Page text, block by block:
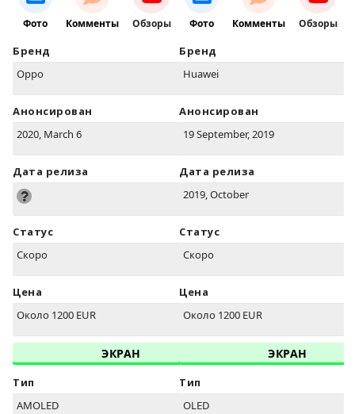
Фото Комменты Обзоры
Бренд
Oppo
Анонсирован
2020, March 6
Дата релиза
Статус
Скоро
Цена
Около 1200 EUR
ЭКРАН
Тип
AMOLED
Фото Комменты Обзоры
Бренд
Huawei
Анонсирован
19 September, 2019
Дата релиза
2019, October
Статус
Скоро
Цена
Около 1200 EUR
ЭКРАН
Тип
OLED